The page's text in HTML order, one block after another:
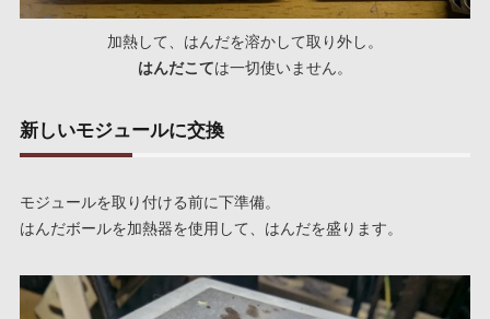
加熱して、はんだを溶かして取り外し。
はんだこては一切使いません。
新しいモジュールに交換
モジュールを取り付ける前に下準備。
はんだボールを加熱器を使用して、はんだを盛ります。